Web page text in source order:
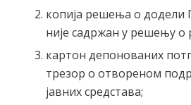
копија решења о
није садржан у решењу о
картон депонованих
трезор о отвореном
јавних средстава;